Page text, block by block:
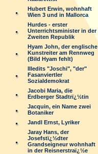
Hubert Erwin, wohnhaft
Wien 3 und in Mallorca
Hurdes - erster
Unterrichtsminister in der
Zweiten Republik
Hyam John, der englische
Kunstreiter am Rennweg
(Bild Hyam fehlt)
Illedits "Joschi", "der"
Fasanviertler
Sozialdemokrat
Jacobi Maria, die
Erdberger Stadtrï¿½tin
Jacquin, ein Name zwei
Botaniker
Jandl Ernst, Lyriker
Jaray Hans, der
Josefstï¿½dter
Grandseigneur wohnhaft
in der Reisnerstraï¿½e